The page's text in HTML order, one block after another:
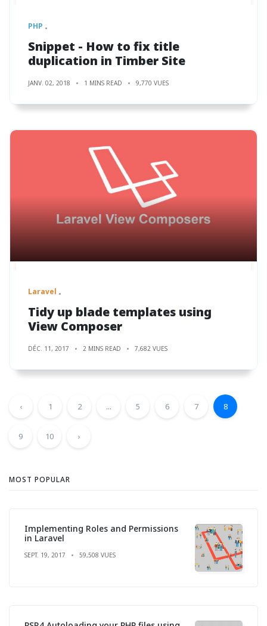
PHP
Snippet - How to fix title
duplication in Timber Site
JANV. 02, 2018 1 MINS READ 9,770 VUES
Laravel
Tidy up blade templates using
View Composer
DÉC. 11, 2017 2 MINS READ 7,682 VUES
‹ 1 2 ... 5 6 7 8
9 10 ›
MOST POPULAR
Implementing Roles and Permissions
in Laravel
SEPT. 19, 2017 59,508 VUES